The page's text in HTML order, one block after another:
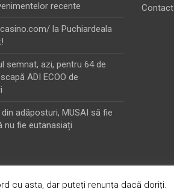
recente
la Puchiardeala
semnat, azi, pentru 64 de
ADI ECOO de
din adăposturi, MUSAI să fie
nu fie eutanasiați
Contact
cu asta, dar puteți renunța dacă doriți.